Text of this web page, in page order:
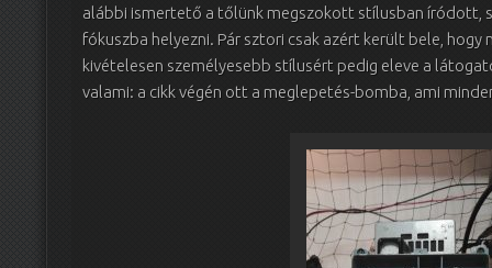
alábbi ismertető a tőlünk megszokott stílusban íródott,
fókuszba helyezni. Pár sztori csak azért került bele, hogy
kivételesen személyesebb stílusért pedig eleve a
valami: a cikk végén ott a meglepetés-bomba, ami